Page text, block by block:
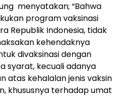
menyatakan; “Bahwa
program vaksinasi
Republik Indonesia, tidak
kehendaknya
divaksinasi dengan
syarat, kecuali adanya
atas kehalalan jenis vaksin
khususnya terhadap umat